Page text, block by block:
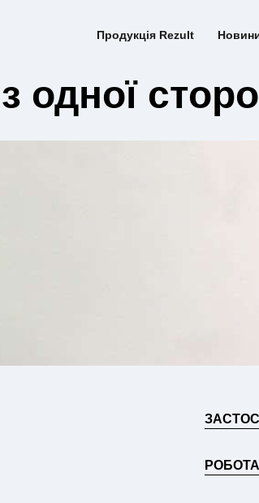
Продукція Rezult
одної